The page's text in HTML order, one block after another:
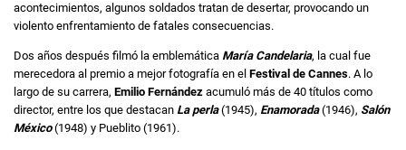
acontecimientos, algunos soldados tratan de desertar, provocando un
violento enfrentamiento de fatales consecuencias.
Dos años después filmó la emblemática María Candelaria, la cual fue
merecedora al premio a mejor fotografía en el Festival de Cannes. A lo
largo de su carrera, Emilio Fernández acumuló más de 40 títulos como
director, entre los que destacan La perla(1945), Enamorada (1946), Salón
México (1948) y Pueblito (1961).